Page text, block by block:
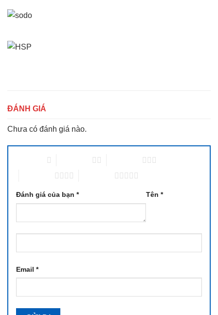
ĐÁNH GIÁ
Chưa có đánh giá nào.
Đánh giá của bạn * Tên*
Email *